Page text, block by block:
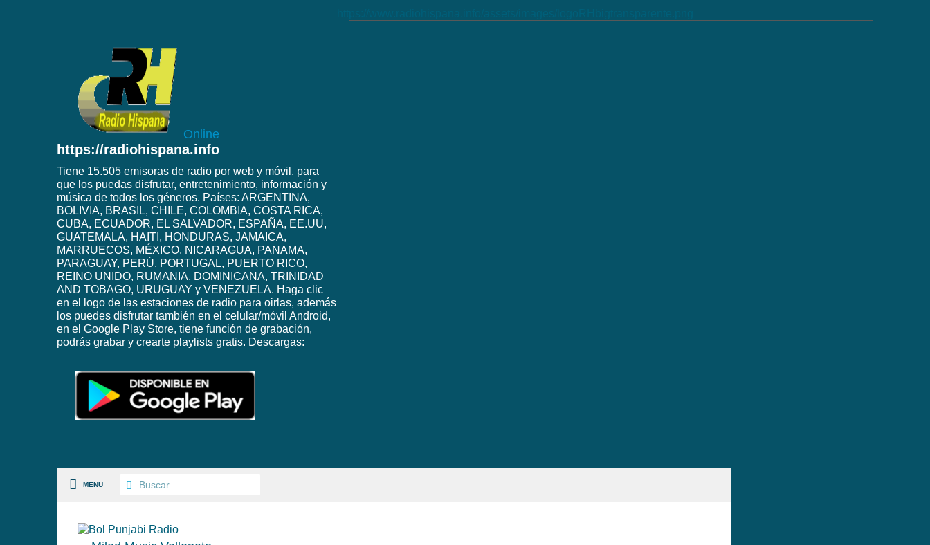
Online
https://radiohispana.info
Tiene 15.505 emisoras de radio por web y móvil, para
que los puedas disfrutar, entretenimiento, información y
música de todos los géneros. Países: ARGENTINA,
BOLIVIA, BRASIL, CHILE, COLOMBIA, COSTA RICA,
CUBA, ECUADOR, EL SALVADOR, ESPAÑA, EE.UU,
GUATEMALA, HAITI, HONDURAS, JAMAICA,
MARRUECOS, MÉXICO, NICARAGUA, PANAMA,
PARAGUAY, PERÚ, PORTUGAL, PUERTO RICO,
REINO UNIDO, RUMANIA, DOMINICANA, TRINIDAD
AND TOBAGO, URUGUAY y VENEZUELA. Haga clic
en el logo de las estaciones de radio para oirlas, además
los puedes disfrutar también en el celular/móvil Android,
en el Google Play Store, tiene función de grabación,
podrás grabar y crearte playlists gratis. Descargas:
MENU